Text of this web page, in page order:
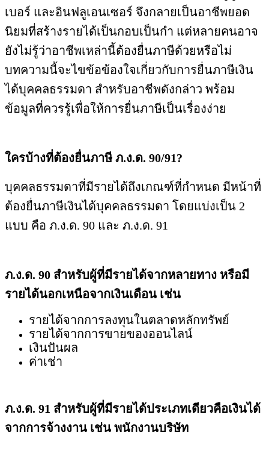
เบอร์ และอินฟลูเอนเซอร์ จึงกลายเป็นอาชีพยอด
นิยมที่สร้างรายได้เป็นกอบเป็นกำ แต่หลายคนอาจ
ยังไม่รู้ว่าอาชีพเหล่านี้ต้องยื่นภาษีด้วยหรือไม่
บทความนี้จะไขข้อข้องใจเกี่ยวกับการยื่นภาษีเงิน
ได้บุคคลธรรมดา สำหรับอาชีพดังกล่าว พร้อม
ข้อมูลที่ควรรู้เพื่อให้การยื่นภาษีเป็นเรื่องง่าย
ใครบ้างที่ต้องยื่นภาษี ภ.ง.ด. 90/91?
บุคคลธรรมดาที่มีรายได้ถึงเกณฑ์ที่กำหนด มีหน้าที่
ต้องยื่นภาษีเงินได้บุคคลธรรมดา โดยแบ่งเป็น 2
แบบ คือ ภ.ง.ด. 90 และ ภ.ง.ด. 91
ภ.ง.ด. 90 สำหรับผู้ที่มีรายได้จากหลายทาง หรือมี
รายได้นอกเหนือจากเงินเดือน เช่น
รายได้จากการลงทุนในตลาดหลักทรัพย์
รายได้จากการขายของออนไลน์
เงินปันผล
ค่าเช่า
ภ.ง.ด. 91 สำหรับผู้ที่มีรายได้ประเภทเดียวคือเงินได้
จากการจ้างงาน เช่น พนักงานบริษัท